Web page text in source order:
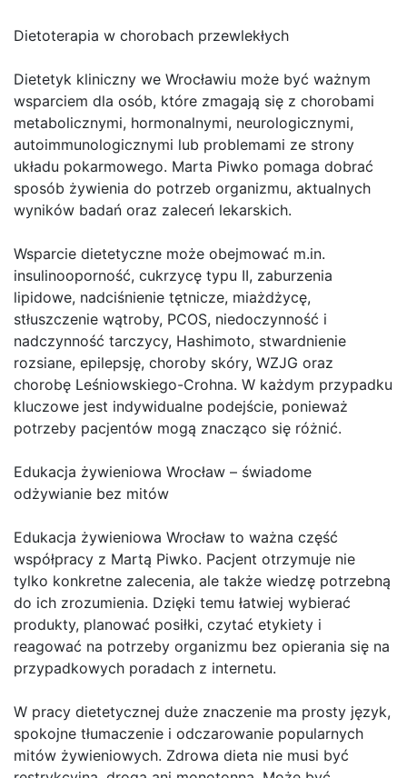
Dietoterapia w chorobach przewlekłych
Dietetyk kliniczny we Wrocławiu może być ważnym
wsparciem dla osób, które zmagają się z chorobami
metabolicznymi, hormonalnymi, neurologicznymi,
autoimmunologicznymi lub problemami ze strony
układu pokarmowego. Marta Piwko pomaga dobrać
sposób żywienia do potrzeb organizmu, aktualnych
wyników badań oraz zaleceń lekarskich.
Wsparcie dietetyczne może obejmować m.in.
insulinooporność, cukrzycę typu II, zaburzenia
lipidowe, nadciśnienie tętnicze, miażdżycę,
stłuszczenie wątroby, PCOS, niedoczynność i
nadczynność tarczycy, Hashimoto, stwardnienie
rozsiane, epilepsję, choroby skóry, WZJG oraz
chorobę Leśniowskiego-Crohna. W każdym przypadku
kluczowe jest indywidualne podejście, ponieważ
potrzeby pacjentów mogą znacząco się różnić.
Edukacja żywieniowa Wrocław – świadome
odżywianie bez mitów
Edukacja żywieniowa Wrocław to ważna część
współpracy z Martą Piwko. Pacjent otrzymuje nie
tylko konkretne zalecenia, ale także wiedzę potrzebną
do ich zrozumienia. Dzięki temu łatwiej wybierać
produkty, planować posiłki, czytać etykiety i
reagować na potrzeby organizmu bez opierania się na
przypadkowych poradach z internetu.
W pracy dietetycznej duże znaczenie ma prosty język,
spokojne tłumaczenie i odczarowanie popularnych
mitów żywieniowych. Zdrowa dieta nie musi być